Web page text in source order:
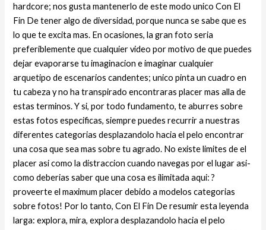
hardcore; nos gusta mantenerlo de este modo unico Con El
Fin De tener algo de diversidad, porque nunca se sabe que es
lo que te excita mas. En ocasiones, la gran foto seri­a
preferiblemente que cualquier video por motivo de que puedes
dejar evaporarse tu imaginacion e imaginar cualquier
arquetipo de escenarios candentes; unico pinta un cuadro en
tu cabeza y no ha transpirado encontraras placer mas alla de
estas terminos. Y si, por todo fundamento, te aburres sobre
estas fotos especificas, siempre puedes recurrir a nuestras
diferentes categorias desplazandolo hacia el pelo encontrar
una cosa que sea mas sobre tu agrado. No existe limites de el
placer asi­ como la distraccion cuando navegas por el lugar asi­
como deberias saber que una cosa es ilimitada aqui: ?
proveerte el maximum placer debido a modelos categorias
sobre fotos! Por lo tanto, Con El Fin De resumir esta leyenda
larga: explora, mira, explora desplazandolo hacia el pelo